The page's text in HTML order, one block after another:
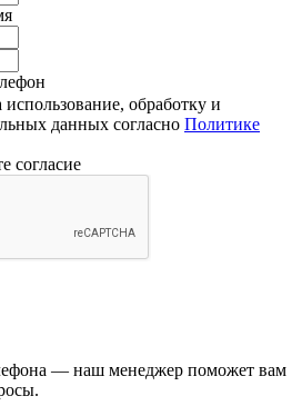
обработку и
данных согласно Политике
согласие
— наш менеджер поможет вам